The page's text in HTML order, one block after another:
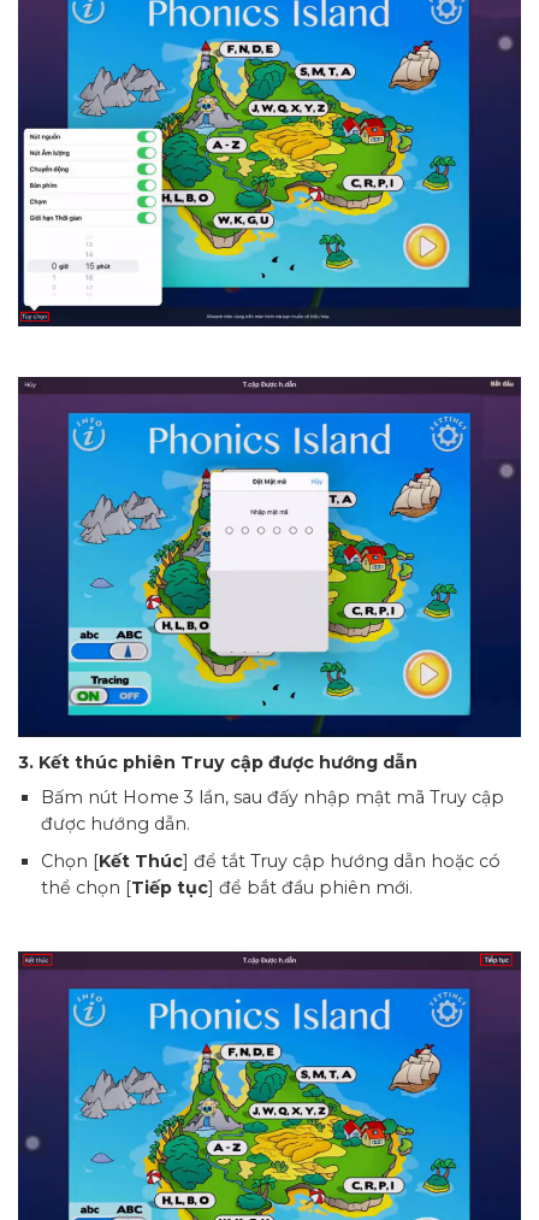
3. Kết thúc phiên Truy cập được hướng dẫn
Bấm nút Home 3 lần, sau đấy nhập mật mã Truy cập
được hướng dẫn.
Chọn [Kết Thúc] để tắt Truy cập hướng dẫn hoặc có
thể chọn [Tiếp tục] để bắt đầu phiên mới.